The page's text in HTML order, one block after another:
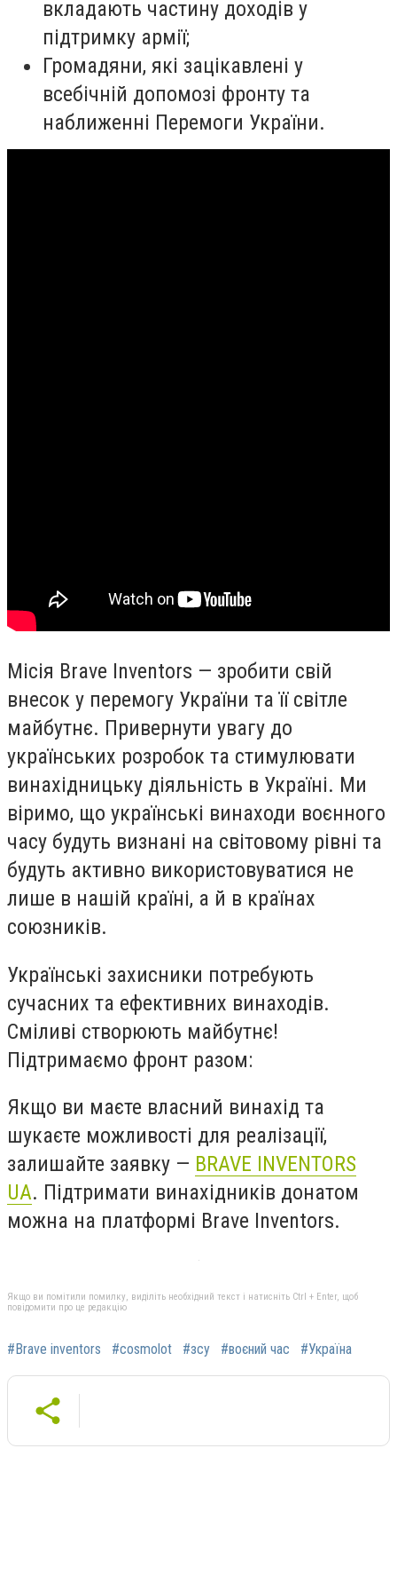
вкладають частину доходів у
підтримку армії;
Громадяни, які зацікавлені у
всебічній допомозі фронту та
наближенні Перемоги України.
Місія Brave Inventors — зробити свій
внесок у перемогу України та її світле
майбутнє. Привернути увагу до
українських розробок та стимулювати
винахідницьку діяльність в Україні. Ми
віримо, що українські винаходи воєнного
часу будуть визнані на світовому рівні та
будуть активно використовуватися не
лише в нашій країні, а й в країнах
союзників.
Українські захисники потребують
сучасних та ефективних винаходів.
Сміливі створюють майбутнє!
Підтримаємо фронт разом:
Якщо ви маєте власний винахід та
шукаєте можливості для реалізації,
залишайте заявку — BRAVE INVENTORS
UA. Підтримати винахідників донатом
можна на платформі Brave Inventors.
Якщо ви помітили помилку, виділіть необхідний текст і натисніть Ctrl + Enter, щоб
повідомити про це редакцію
#Brave inventors #cosmolot #зсу #воєний час #Україна